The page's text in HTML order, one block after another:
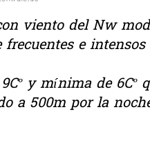
viento del Nw
e
y mínima de 6Cº
a 500m por la